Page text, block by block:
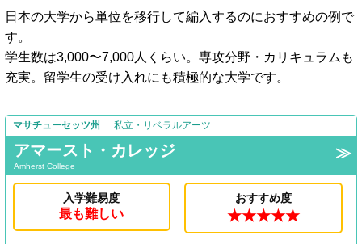
日本の大学から単位を移行して編入するのにおすすめの例で
す。
学生数は3,000〜7,000人くらい。専攻分野・カリキュラムも
充実。留学生の受け入れにも積極的な大学です。
マサチューセッツ州 私立・リベラルアーツ
アマースト・カレッジ
Amherst College
入学難易度
最も難しい
おすすめ度
★★★★★